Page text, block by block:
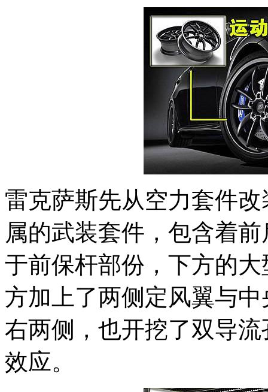
雷克萨斯先从空力套件
属的武装套件，包含着
于前保杆部份，下方的
方加上了两侧定风翼与
右两侧，也开挖了双导
效应。